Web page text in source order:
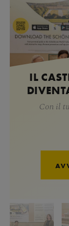
IL
Con il